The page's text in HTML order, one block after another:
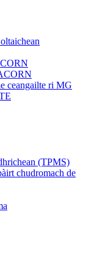
ceangailte ri MG
(TPMS)
chudromach de